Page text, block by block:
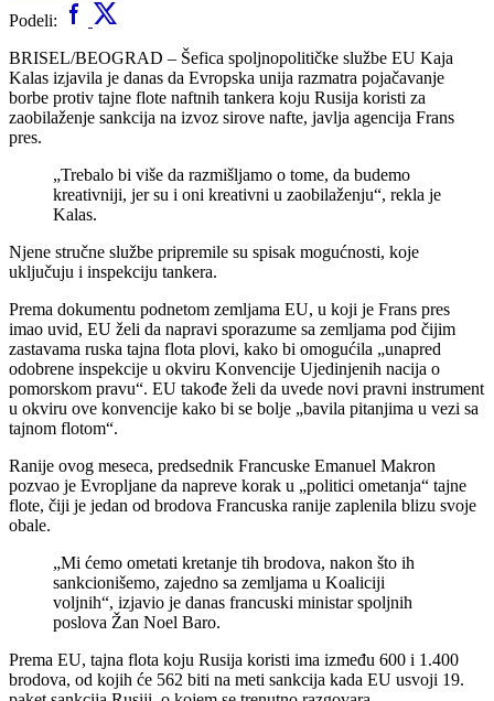
Podeli:
BRISEL/BEOGRAD – Šefica spoljnopolitičke službe EU Kaja
Kalas izjavila je danas da Evropska unija razmatra pojačavanje
borbe protiv tajne flote naftnih tankera koju Rusija koristi za
zaobilaženje sankcija na izvoz sirove nafte, javlja agencija Frans
pres.
„Trebalo bi više da razmišljamo o tome, da budemo
kreativniji, jer su i oni kreativni u zaobilaženju“, rekla je
Kalas.
Njene stručne službe pripremile su spisak mogućnosti, koje
uključuju i inspekciju tankera.
Prema dokumentu podnetom zemljama EU, u koji je Frans pres
imao uvid, EU želi da napravi sporazume sa zemljama pod čijim
zastavama ruska tajna flota plovi, kako bi omogućila „unapred
odobrene inspekcije u okviru Konvencije Ujedinjenih nacija o
pomorskom pravu“. EU takođe želi da uvede novi pravni instrument
u okviru ove konvencije kako bi se bolje „bavila pitanjima u vezi sa
tajnom flotom“.
Ranije ovog meseca, predsednik Francuske Emanuel Makron
pozvao je Evropljane da napreve korak u „politici ometanja“ tajne
flote, čiji je jedan od brodova Francuska ranije zaplenila blizu svoje
obale.
„Mi ćemo ometati kretanje tih brodova, nakon što ih
sankcionišemo, zajedno sa zemljama u Koaliciji
voljnih“, izjavio je danas francuski ministar spoljnih
poslova Žan Noel Baro.
Prema EU, tajna flota koju Rusija koristi ima između 600 i 1.400
brodova, od kojih će 562 biti na meti sankcija kada EU usvoji 19.